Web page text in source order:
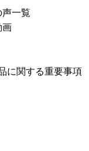
声一覧
画
に関する重要事項